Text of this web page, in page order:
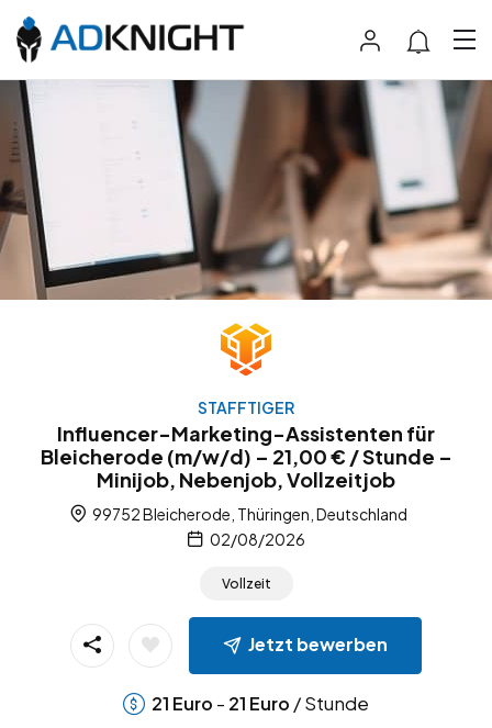
STAFFTIGER
Influencer-Marketing-Assistenten für
Bleicherode (m/w/d) – 21,00 € / Stunde –
Minijob, Nebenjob, Vollzeitjob
99752 Bleicherode, Thüringen, Deutschland
02/08/2026
Vollzeit
Jetzt bewerben
21 Euro - 21 Euro / Stunde